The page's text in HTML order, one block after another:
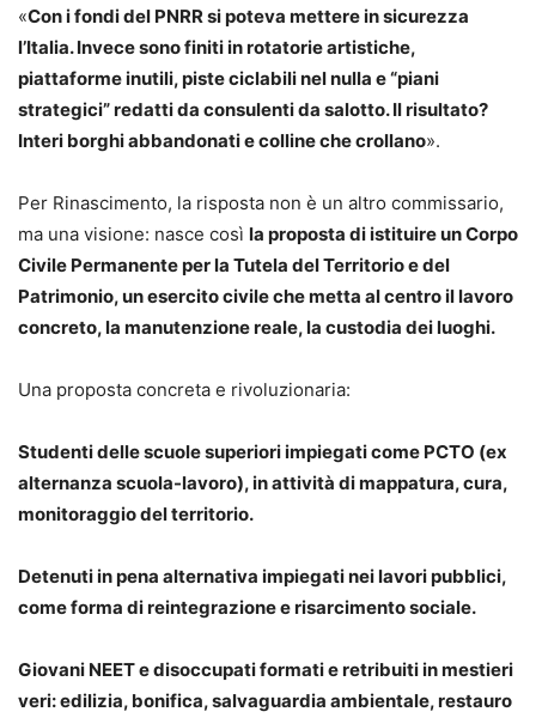
«Con i fondi del PNRR si poteva mettere in sicurezza
l’Italia. Invece sono finiti in rotatorie artistiche,
piattaforme inutili, piste ciclabili nel nulla e “piani
strategici” redatti da consulenti da salotto. Il risultato?
Interi borghi abbandonati e colline che crollano».
Per Rinascimento, la risposta non è un altro commissario,
ma una visione: nasce così la proposta di istituire un Corpo
Civile Permanente per la Tutela del Territorio e del
Patrimonio, un esercito civile che metta al centro il lavoro
concreto, la manutenzione reale, la custodia dei luoghi.
Una proposta concreta e rivoluzionaria:
Studenti delle scuole superiori impiegati come PCTO (ex
alternanza scuola-lavoro), in attività di mappatura, cura,
monitoraggio del territorio.
Detenuti in pena alternativa impiegati nei lavori pubblici,
come forma di reintegrazione e risarcimento sociale.
Giovani NEET e disoccupati formati e retribuiti in mestieri
veri: edilizia, bonifica, salvaguardia ambientale, restauro